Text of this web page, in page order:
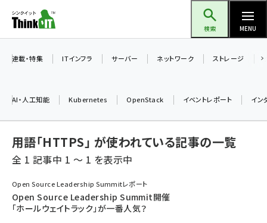
ン
ツ
検索 MENU
加藤銘のチーム貢献～仲間と築いた勝利の絆～ (2329)
北海道をのんびり旅する晴山佳須夫のヒント集！ (2050)
連載・特集 ITインフラ サーバー ネットワーク ストレージ
AI・人工知能 Kubernetes OpenStack イベントレポート イン
用語「HTTPS」 が使われている記事の一覧
全 1 記事中 1 ～ 1 を表示中
Open Source Leadership Summitレポート
Open Source Leadership Summit開催
「ホールウェイトラック」が一番人気？